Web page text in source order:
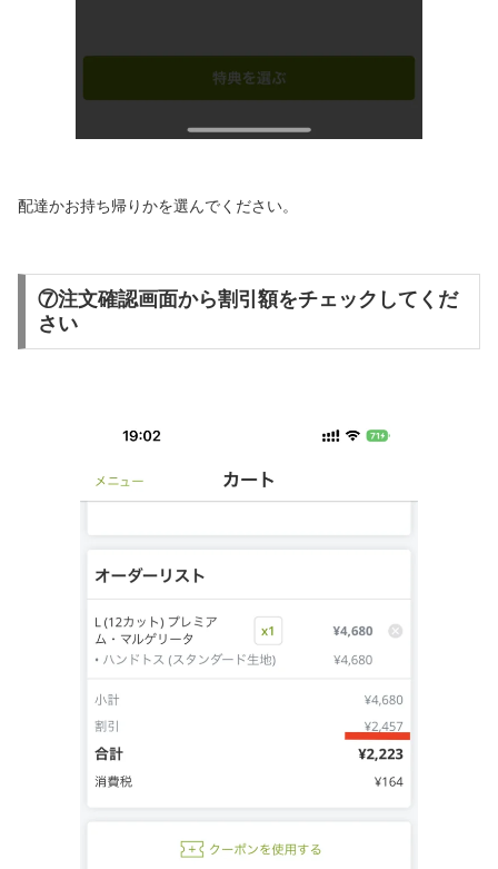
配達かお持ち帰りかを選んでください。
⑦注文確認画面から割引額をチェックしてくだ
さい